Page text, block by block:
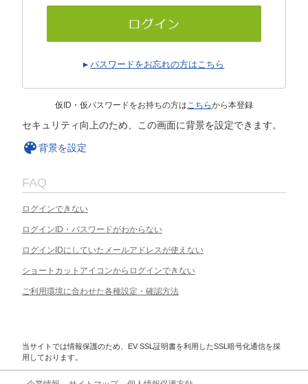
パスワードをお忘れの方はこちら
仮ID・仮パスワードをお持ちの方はこちらから本登録
セキュリティ向上のため、この画面に背景を設定できます。
背景を設定
FAQ
ログインできない
ログインID・パスワードがわからない
ログインIDにしていたメールアドレスが使えない
ショートカットアイコンからログインできない
ご利用環境に合わせた各種設定・確認方法
当サイトでは情報保護のため、EV SSL証明書を利用したSSL暗号化通信を採
用しております。